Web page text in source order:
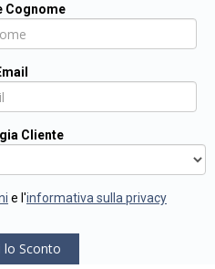
Cognome
Cliente
e l'informativa sulla privacy
lo Sconto